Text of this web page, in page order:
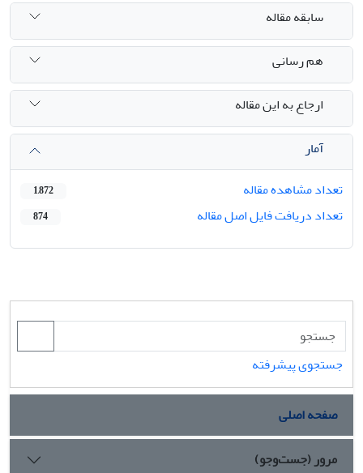
سابقه مقاله
هم رسانی
ارجاع به این مقاله
آمار
تعداد مشاهده مقاله
1,872
تعداد دریافت فایل اصل مقاله 874
جستجوی پیشرفته
صفحه اصلی
مرور (جست‌وجو)